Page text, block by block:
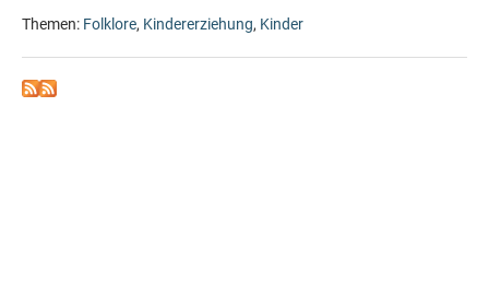
Themen: Folklore, Kindererziehung, Kinder